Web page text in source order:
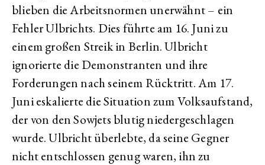
blieben die Arbeitsnormen unerwähnt – ein
Fehler Ulbrichts. Dies führte am 16. Juni zu
einem großen Streik in Berlin. Ulbricht
ignorierte die Demonstranten und ihre
Forderungen nach seinem Rücktritt. Am 17.
Juni eskalierte die Situation zum Volksaufstand,
der von den Sowjets blutig niedergeschlagen
wurde. Ulbricht überlebte, da seine Gegner
nicht entschlossen genug waren, ihn zu